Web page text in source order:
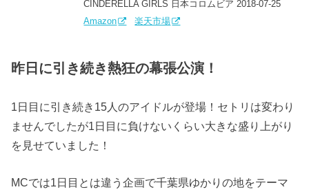
CINDERELLA GIRLS 日本コロムビア 2018-07-25
Amazon
楽天市場
昨日に引き続き熱狂の幕張公演！
1日目に引き続き15人のアイドルが登場！セトリは変わり
ませんでしたが1日目に負けないくらい大きな盛り上がり
を見せていました！
MCでは1日目とは違う企画で千葉県ゆかりの地をテーマ